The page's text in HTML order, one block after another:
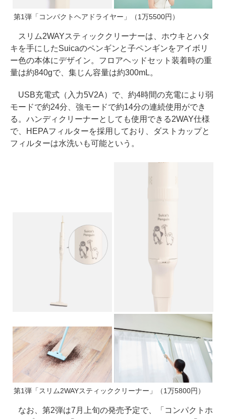
第1弾「コンパクトヘアドライヤー」（1万5500円）
スリム2WAYスティッククリーナーは、ホウキとハタ
キを手にしたSuicaのペンギンと子ペンギンをアイボリ
ー色の本体にデザイン。フロアヘッドセット装着時の重
量は約840gで、集じん容量は約300mL。
USB充電式（入力5V2A）で、約4時間の充電により弱
モードで約24分、強モードで約14分の連続使用ができ
る。ハンディクリーナーとしても使用できる2WAY仕様
で、HEPAフィルターを採用しており、ダストカップと
フィルターは水洗いも可能という。
第1弾「スリム2WAYスティッククリーナー」（1万5800円）
なお、第2弾は7月上旬の発売予定で、「コンパクトホ